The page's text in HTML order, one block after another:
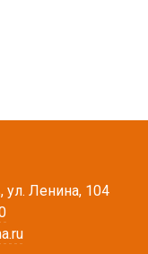
ул. Ленина, 104